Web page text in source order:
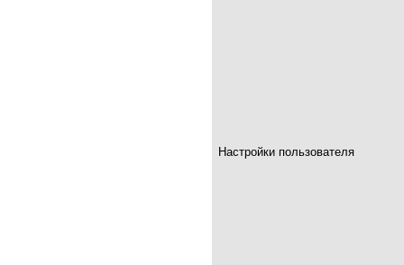
Настройки пользователя